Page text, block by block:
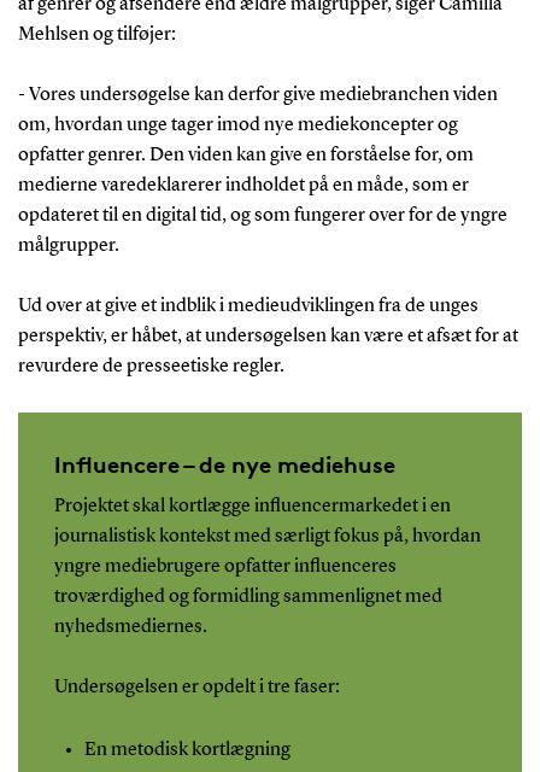
af genrer og afsendere end ældre målgrupper, siger Camilla
Mehlsen og tilføjer:
- Vores undersøgelse kan derfor give mediebranchen viden
om, hvordan unge tager imod nye mediekoncepter og
opfatter genrer. Den viden kan give en forståelse for, om
medierne varedeklarerer indholdet på en måde, som er
opdateret til en digital tid, og som fungerer over for de yngre
målgrupper.
Ud over at give et indblik i medieudviklingen fra de unges
perspektiv, er håbet, at undersøgelsen kan være et afsæt for at
revurdere de presseetiske regler.
Influencere – de nye mediehuse
Projektet skal kortlægge influencermarkedet i en
journalistisk kontekst med særligt fokus på, hvordan
yngre mediebrugere opfatter influenceres
troværdighed og formidling sammenlignet med
nyhedsmediernes.
Undersøgelsen er opdelt i tre faser:
En metodisk kortlægning